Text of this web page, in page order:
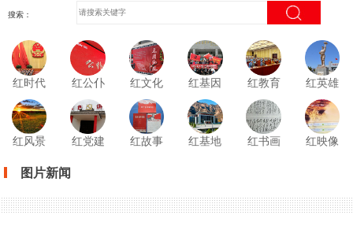
搜索：
红时代 红公仆 红文化 红基因 红教育 红英雄
红风景 红党建 红故事 红基地 红书画 红映像
图片新闻